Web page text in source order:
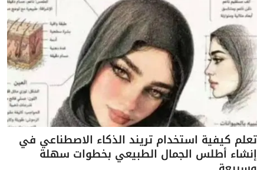
تعلم كيفية استخدام تريند الذكاء الاصطناعي في
إنشاء أطلس الجمال الطبيعي بخطوات سهلة